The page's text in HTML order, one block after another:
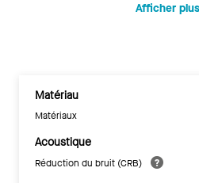
Afficher plus
Matériau
Matériaux
Acoustique
Réduction du bruit (CRB)